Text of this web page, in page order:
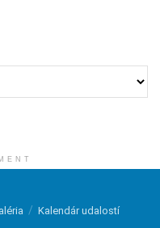
Kalendár udalostí